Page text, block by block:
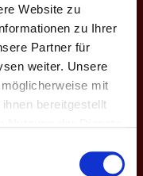
Website zu
zu Ihrer
Partner für
weiter. Unsere
mit
bereitgestellt
Titans
DMADO